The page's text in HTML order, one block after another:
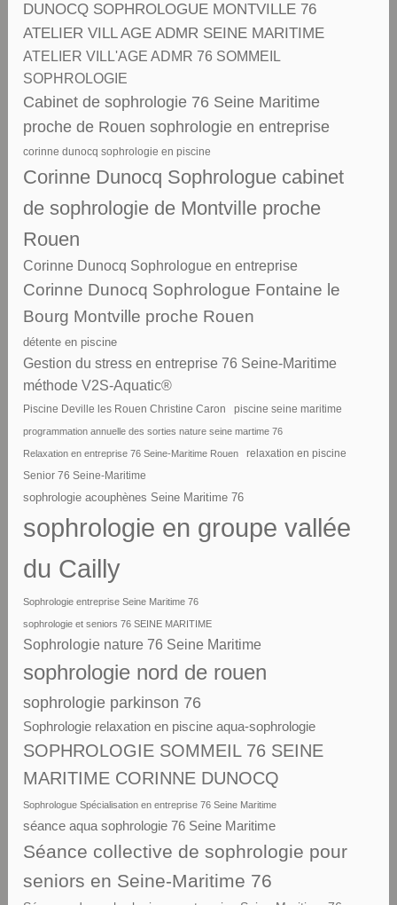
DUNOCQ SOPHROLOGUE MONTVILLE 76
ATELIER VILL AGE ADMR SEINE MARITIME
ATELIER VILL'AGE ADMR 76 SOMMEIL
SOPHROLOGIE
Cabinet de sophrologie 76 Seine Maritime
proche de Rouen sophrologie en entreprise
corinne dunocq sophrologie en piscine
Corinne Dunocq Sophrologue cabinet
de sophrologie de Montville proche
Rouen
Corinne Dunocq Sophrologue en entreprise
Corinne Dunocq Sophrologue Fontaine le
Bourg Montville proche Rouen
détente en piscine
Gestion du stress en entreprise 76 Seine-Maritime
méthode V2S-Aquatic®
Piscine Deville les Rouen Christine Caron piscine seine maritime
programmation annuelle des sorties nature seine martime 76
Relaxation en entreprise 76 Seine-Maritime Rouen relaxation en piscine
Senior 76 Seine-Maritime
sophrologie acouphènes Seine Maritime 76
sophrologie en groupe vallée
du Cailly
Sophrologie entreprise Seine Maritime 76
sophrologie et seniors 76 SEINE MARITIME
Sophrologie nature 76 Seine Maritime
sophrologie nord de rouen
sophrologie parkinson 76
Sophrologie relaxation en piscine aqua-sophrologie
SOPHROLOGIE SOMMEIL 76 SEINE
MARITIME CORINNE DUNOCQ
Sophrologue Spécialisation en entreprise 76 Seine Maritime
séance aqua sophrologie 76 Seine Maritime
Séance collective de sophrologie pour
seniors en Seine-Maritime 76